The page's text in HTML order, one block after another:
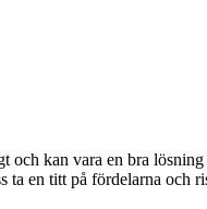
och kan vara en bra
ta en titt på fördelarna och